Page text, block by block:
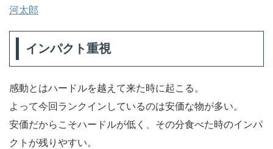
河太郎
インパクト重視
感動とはハードルを越えて来た時に起こる。
よって今回ランクインしているのは安価な物が多い。
安価だからこそハードルが低く、その分食べた時のインパ
クトが残りやすい。